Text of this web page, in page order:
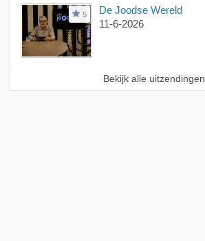
5
De Joodse Wereld
11-6-2026
Bekijk alle uitzendingen